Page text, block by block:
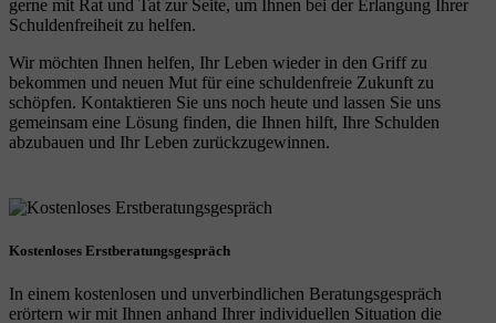
gerne mit Rat und Tat zur Seite, um Ihnen bei der Erlangung Ihrer
Schuldenfreiheit zu helfen.
Wir möchten Ihnen helfen, Ihr Leben wieder in den Griff zu
bekommen und neuen Mut für eine schuldenfreie Zukunft zu
schöpfen. Kontaktieren Sie uns noch heute und lassen Sie uns
gemeinsam eine Lösung finden, die Ihnen hilft, Ihre Schulden
abzubauen und Ihr Leben zurückzugewinnen.
Kostenloses Erstberatungsgespräch
In einem kostenlosen und unverbindlichen Beratungsgespräch
erörtern wir mit Ihnen anhand Ihrer individuellen Situation die